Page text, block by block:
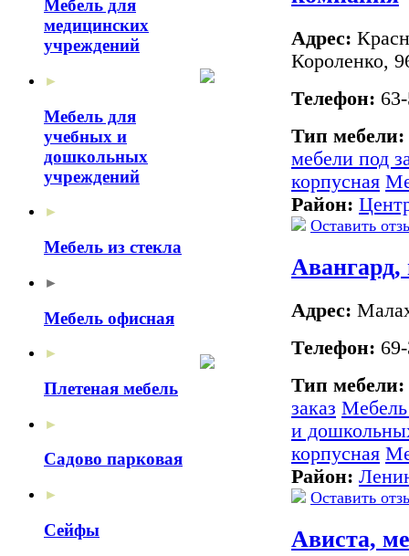
Мебель для
медицинских
учреждений
►
Мебель для
учебных и
дошкольных
учреждений
►
Мебель из стекла
►
Мебель офисная
►
Плетеная мебель
►
Садово парковая
►
Сейфы
Адрес:
Короленко,
Телефон:
Тип мебели:
мебели под
корпусная
Район:
Оставить
Адрес:
Телефон:
Тип мебели:
заказ
и
корпусная
Район:
Оставить
Ависта,